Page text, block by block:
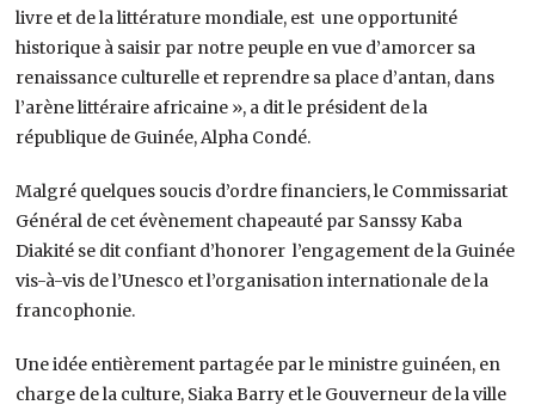
livre et de la littérature mondiale, est une opportunité
historique à saisir par notre peuple en vue d’amorcer sa
renaissance culturelle et reprendre sa place d’antan, dans
l’arène littéraire africaine », a dit le président de la
république de Guinée, Alpha Condé.
Malgré quelques soucis d’ordre financiers, le Commissariat
Général de cet évènement chapeauté par Sanssy Kaba
Diakité se dit confiant d’honorer l’engagement de la Guinée
vis-à-vis de l’Unesco et l’organisation internationale de la
francophonie.
Une idée entièrement partagée par le ministre guinéen, en
charge de la culture, Siaka Barry et le Gouverneur de la ville